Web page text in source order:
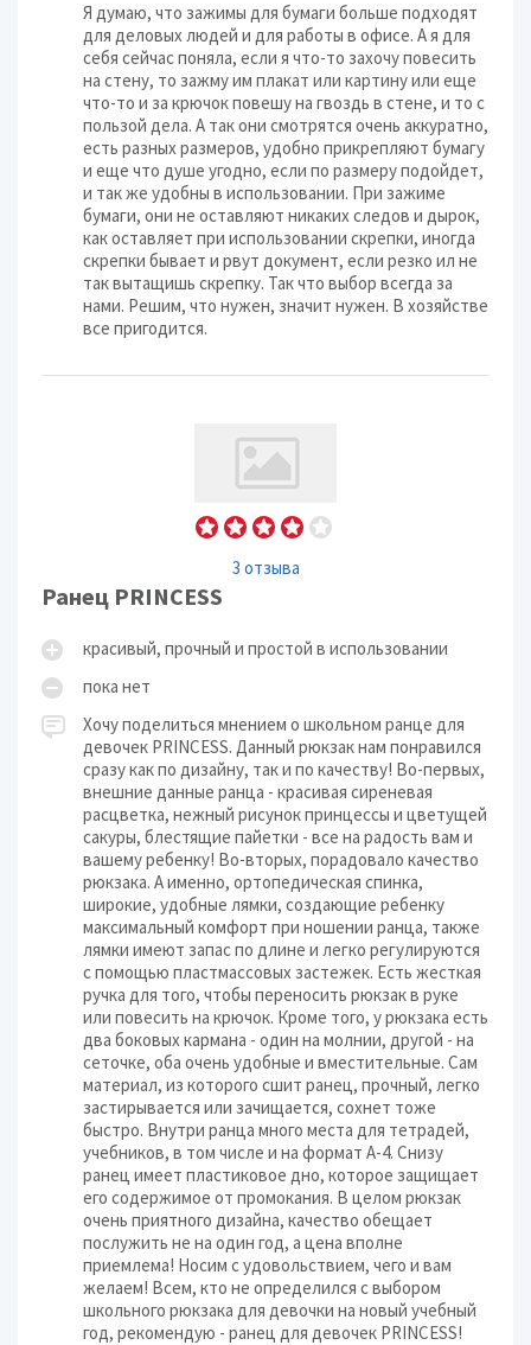
Я думаю, что зажимы для бумаги больше подходят
для деловых людей и для работы в офисе. А я для
себя сейчас поняла, если я что-то захочу повесить
на стену, то зажму им плакат или картину или еще
что-то и за крючок повешу на гвоздь в стене, и то с
пользой дела. А так они смотрятся очень аккуратно,
есть разных размеров, удобно прикрепляют бумагу
и еще что душе угодно, если по размеру подойдет,
и так же удобны в использовании. При зажиме
бумаги, они не оставляют никаких следов и дырок,
как оставляет при использовании скрепки, иногда
скрепки бывает и рвут документ, если резко ил не
так вытащишь скрепку. Так что выбор всегда за
нами. Решим, что нужен, значит нужен. В хозяйстве
все пригодится.
3 отзыва
Ранец PRINCESS
красивый, прочный и простой в использовании
пока нет
Хочу поделиться мнением о школьном ранце для
девочек PRINCESS. Данный рюкзак нам понравился
сразу как по дизайну, так и по качеству! Во-первых,
внешние данные ранца - красивая сиреневая
расцветка, нежный рисунок принцессы и цветущей
сакуры, блестящие пайетки - все на радость вам и
вашему ребенку! Во-вторых, порадовало качество
рюкзака. А именно, ортопедическая спинка,
широкие, удобные лямки, создающие ребенку
максимальный комфорт при ношении ранца, также
лямки имеют запас по длине и легко регулируются
с помощью пластмассовых застежек. Есть жесткая
ручка для того, чтобы переносить рюкзак в руке
или повесить на крючок. Кроме того, у рюкзака есть
два боковых кармана - один на молнии, другой - на
сеточке, оба очень удобные и вместительные. Сам
материал, из которого сшит ранец, прочный, легко
застирывается или зачищается, сохнет тоже
быстро. Внутри ранца много места для тетрадей,
учебников, в том числе и на формат А-4. Снизу
ранец имеет пластиковое дно, которое защищает
его содержимое от промокания. В целом рюкзак
очень приятного дизайна, качество обещает
послужить не на один год, а цена вполне
приемлема! Носим с удовольствием, чего и вам
желаем! Всем, кто не определился с выбором
школьного рюкзака для девочки на новый учебный
год, рекомендую - ранец для девочек PRINCESS!